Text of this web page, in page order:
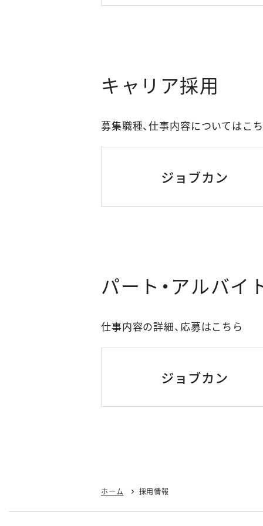
キャリア採用
募集職種、仕事内容についてはこ
パート・アルバイ
仕事内容の詳細、応募はこちら
ホーム 採用情報